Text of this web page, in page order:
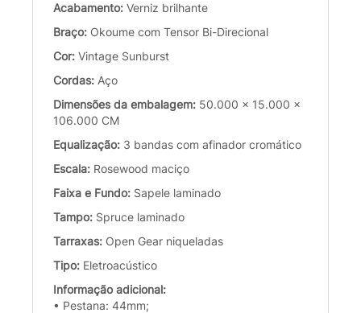
Acabamento: Verniz brilhante
Braço: Okoume com Tensor Bi-Direcional
Cor: Vintage Sunburst
Cordas: Aço
Dimensões da embalagem: 50.000 x 15.000 x
106.000 CM
Equalização: 3 bandas com afinador cromático
Escala: Rosewood maciço
Faixa e Fundo: Sapele laminado
Tampo: Spruce laminado
Tarraxas: Open Gear niqueladas
Tipo: Eletroacústico
Informação adicional:
• Pestana: 44mm;